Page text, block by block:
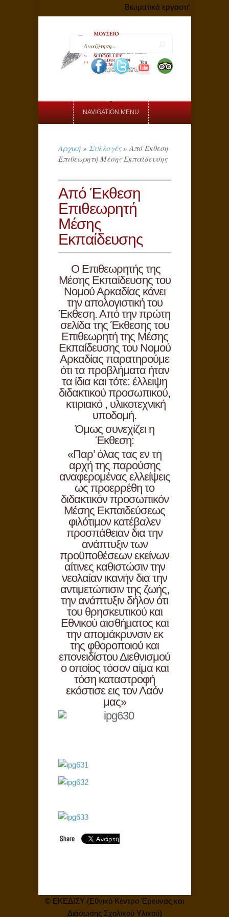
Βιωματικά εργαστήρια με
NAVIGATION MENU
Αρχική » Συλλογές » Από Έκθεση
Επιθεωρητή Μέσης Εκπαίδευσης
Από Έκθεση
Επιθεωρητή
Μέσης
Εκπαίδευσης
O Επιθεωρητής της
Μέσης Εκπαίδευσης του
Νομού Αρκαδίας κάνει
την απολογιστική του
Έκθεση. Από την πρώτη
σελίδα της Έκθεσης του
Επιθεωρητή της Μέσης
Εκπαίδευσης του Νομού
Αρκαδίας παρατηρούμε
ότι τα προβλήματα ήταν
τα ίδια και τότε: έλλειψη
διδακτικού προσωπικού,
κτιριακό , υλικοτεχνική
υποδομή.
Όμως συνεχίζει η
Έκθεση:
«Παρ’ όλας τας εν τη
αρχή της παρούσης
αναφερομένας ελλείψεις
ως προερρέθη το
διδακτικόν προσωπικόν
Μέσης Εκπαιδεύσεως
φιλότιμον κατέβαλεν
προσπάθειαν δια την
ανάπτυξιν των
προϋποθέσεων εκείνων
αίτινες καθιστώσιν την
νεολαίαν ικανήν δια την
αντιμετώπισιν της ζωής,
την ανάπτυξιν δήλον ότι
του θρησκευτικού και
Εθνικού αισθήματος και
την απομάκρυνσιν εκ
της φθοροποιού και
επονειδίστου Διεθνισμού
ο οποίος τόσον αίμα και
τόση καταστροφή
εκόστισε εις τον Λαόν
μας»
© ΕΚΕΔΙΣΥ (Εθνικό Κέντρο Έρευνας και
Διάσωσης Σχολικού Υλικού)